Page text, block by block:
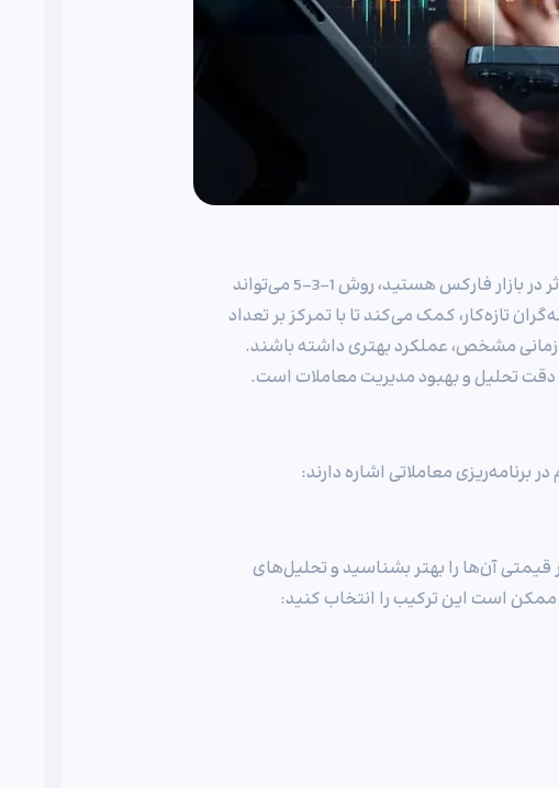
اگر به دنبال یک استراتژی ساده، کاربردی و درعین‌حال مؤثر در بازار فارکس هستید، روش 1-3-5 می‌تواند
تازه‌کار، کمک می‌کند تا با تمرکز بر تعداد
زمانی مشخص، عملکرد بهتری داشته باشند.
تحلیل و بهبود مدیریت معاملات است.
آن‌ها را بهتر بشناسید و تحلیل‌های
ممکن است این ترکیب را انتخاب کنید: